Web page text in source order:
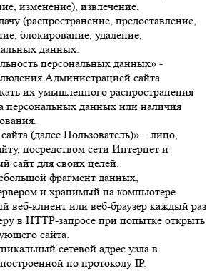
изменение), извлечение,
(распространение, предоставление,
блокирование, удаление,
данных.
персональных данных» -
Администрацией сайта
их умышленного распространения
персональных данных или наличия
(далее Пользователь)» – лицо,
посредством сети Интернет и
сайт для своих целей.
фрагмент данных,
и хранимый на компьютере
веб-клиент или веб-браузер каждый раз
в HTTP-запросе при попытке открыть
сайта.
сетевой адрес узла в
по протоколу IP.